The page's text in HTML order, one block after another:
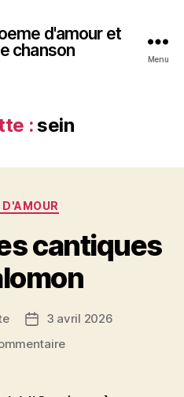
d'amour et
chanson
Menu
:sein
Catégories
D'AMOUR
cantiques
Date3 avril 2026
sur